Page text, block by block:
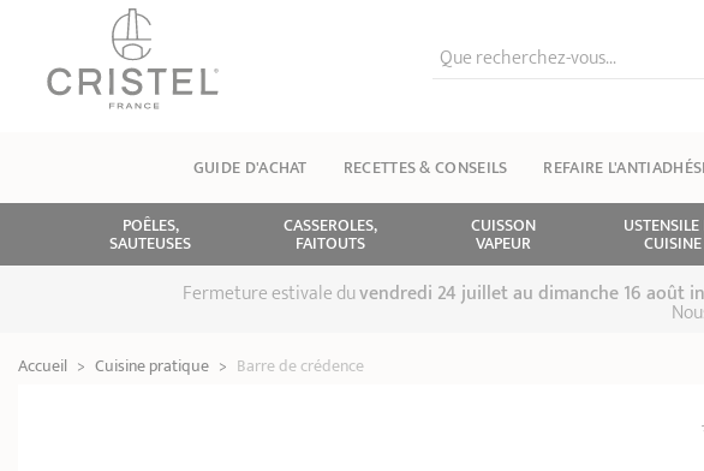
Que recherchez-vous...
GUIDE D'ACHAT RECETTES & CONSEILS REFAIRE
POÊLES,
SAUTEUSES
CASSEROLES,
FAITOUTS
CUISSON
VAPEUR CUISINE
Fermeture estivale duvendredi 24 juillet au dimanche 16 août
Accueil > Cuisine pratique > Barre de crédence